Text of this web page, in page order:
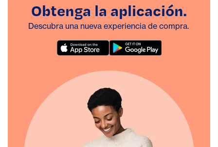
Obtenga la aplicación.
Descubra una nueva experiencia de compra.